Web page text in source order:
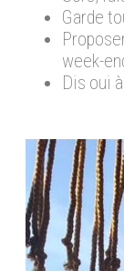
Garde
week-
Dis oui